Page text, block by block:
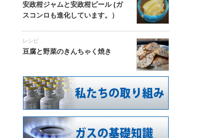
安政柑ジャムと安政柑ピール (ガ
スコンロも進化しています。）
レシピ
豆腐と野菜のきんちゃく焼き